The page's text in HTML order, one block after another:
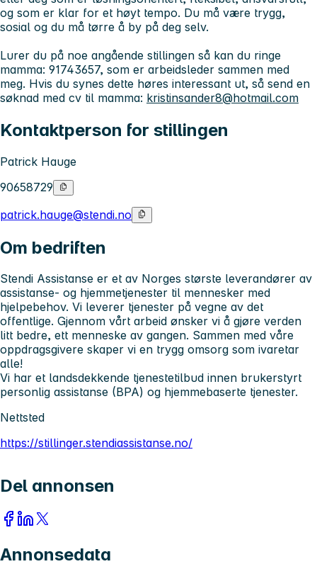
og som er klar for et høyt tempo. Du må være trygg,
sosial og du må tørre å by på deg selv.
Lurer du på noe angående stillingen så kan du ringe
mamma: 91743657, som er arbeidsleder sammen med
meg. Hvis du synes dette høres interessant ut, så send en
søknad med cv til mamma: kristinsander8@hotmail.com
Kontaktperson for stillingen
Patrick Hauge
90658729
patrick.hauge@stendi.no
Om bedriften
Stendi Assistanse er et av Norges største leverandører av
assistanse- og hjemmetjenester til mennesker med
hjelpebehov. Vi leverer tjenester på vegne av det
offentlige. Gjennom vårt arbeid ønsker vi å gjøre verden
litt bedre, ett menneske av gangen. Sammen med våre
oppdragsgivere skaper vi en trygg omsorg som ivaretar
alle!
Vi har et landsdekkende tjenestetilbud innen brukerstyrt
personlig assistanse (BPA) og hjemmebaserte tjenester.
Nettsted
https://stillinger.stendiassistanse.no/
Del annonsen
Annonsedata